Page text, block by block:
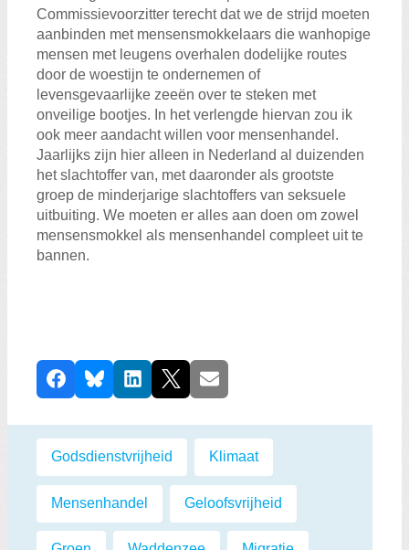
Commissievoorzitter terecht dat we de strijd moeten
aanbinden met mensensmokkelaars die wanhopige
mensen met leugens overhalen dodelijke routes
door de woestijn te ondernemen of
levensgevaarlijke zeeën over te steken met
onveilige bootjes. In het verlengde hiervan zou ik
ook meer aandacht willen voor mensenhandel.
Jaarlijks zijn hier alleen in Nederland al duizenden
het slachtoffer van, met daaronder als grootste
groep de minderjarige slachtoffers van seksuele
uitbuiting. We moeten er alles aan doen om zowel
mensensmokkel als mensenhandel compleet uit te
bannen.
D
e
e
l
t
FacebookBlueskyLinkedIn
X E-mail
Labels:
Godsdienstvrijheid Klimaat
Mensenhandel Geloofsvrijheid